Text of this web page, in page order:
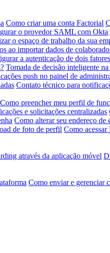
Como criar uma conta Factorial
o provedor SAML com Okta
o espaço de trabalho da sua
ao importar dados de
a autenticação de dois fatores
Tomada de decisão inteligente
push no painel de
Contato técnico para
Como preencher meu perfil de
e solicitações centralizadas
Como alterar seu endereço de
de foto de perfil Como
através da aplicação móvel
Como enviar e gerenciar